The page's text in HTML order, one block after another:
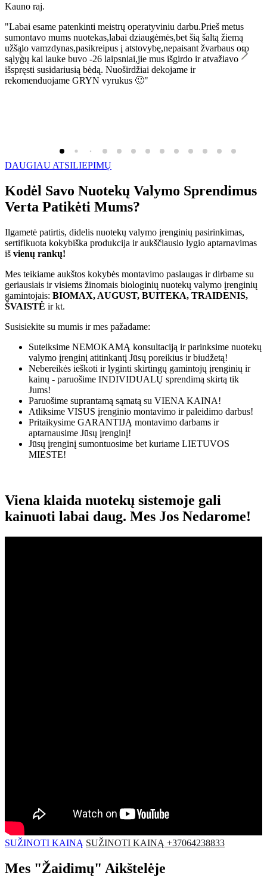
Kauno raj.
"Labai esame patenkinti meistrų operatyviniu darbu.Prieš metus
sumontavo mums nuotekas,labai dziaugėmės,bet šią šaltą žiemą
užšąlo vamzdynas,pasikreipus į atstovybę,nepaisant žvarbaus oro
sąlygų kai lauke buvo -26 laipsniai,jie mus išgirdo ir atvažiavo
išspręsti susidariusią bėdą. Nuoširdžiai dekojame ir
rekomenduojame GRYN vyrukus 🙂"
DAUGIAU ATSILIEPIMŲ
Kodėl Savo Nuotekų Valymo Sprendimus
Verta Patikėti Mums?
Ilgametė patirtis, didelis nuotekų valymo įrenginių pasirinkimas,
sertifikuota kokybiška produkcija ir aukščiausio lygio aptarnavimas
iš vienų rankų!
Mes teikiame aukštos kokybės montavimo paslaugas ir dirbame su
geriausiais ir visiems žinomais biologinių nuotekų valymo įrenginių
gamintojais: BIOMAX, AUGUST, BUITEKA, TRAIDENIS,
ŠVAISTĖ ir kt.
Susisiekite su mumis ir mes pažadame:
Suteiksime NEMOKAMĄ konsultaciją ir parinksime nuotekų
valymo įrenginį atitinkantį Jūsų poreikius ir biudžetą!
Nebereikės ieškoti ir lyginti skirtingų gamintojų įrenginių ir
kainų - paruošime INDIVIDUALŲ sprendimą skirtą tik
Jums!
Paruošime suprantamą sąmatą su VIENA KAINA!
Atliksime VISUS įrenginio montavimo ir paleidimo darbus!
Pritaikysime GARANTIJĄ montavimo darbams ir
aptarnausime Jūsų įrenginį!
Jūsų įrenginį sumontuosime bet kuriame LIETUVOS
MIESTE!
Viena klaida nuotekų sistemoje gali
kainuoti labai daug. Mes Jos Nedarome!
SUŽINOTI KAINĄ SUŽINOTI KAINĄ +37064238833
Mes "Žaidimų" Aikštelėje